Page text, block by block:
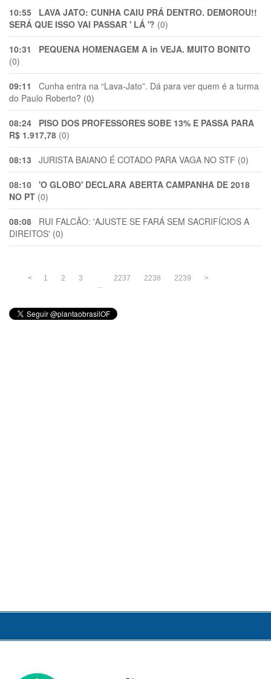
10:55
LAVA JATO: CUNHA CAIU PRÁ DENTRO. DEMOROU!!
SERÁ QUE ISSO VAI PASSAR ' LÁ '? (0)
10:31
PEQUENA HOMENAGEM A in VEJA. MUITO BONITO
(0)
09:11 Cunha entra na “Lava-Jato”. Dá para ver quem é a turma
do Paulo Roberto? (0)
08:24
PISO DOS PROFESSORES SOBE 13% E PASSA PARA
R$ 1.917,78 (0)
08:13 JURISTA BAIANO É COTADO PARA VAGA NO STF (0)
08:10 'O GLOBO' DECLARA ABERTA CAMPANHA DE 2018
NO PT (0)
08:08 RUI FALCÃO: 'AJUSTE SE FARÁ SEM SACRIFÍCIOS A
DIREITOS' (0)
< 1 2
3
...
2237 2238 2239 >